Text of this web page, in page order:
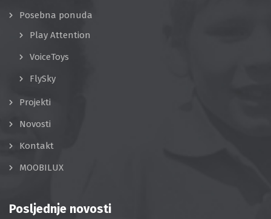
Posebna ponuda
Play Attention
VoiceToys
FlySky
Projekti
Novosti
Kontakt
MOOBILUX
Posljednje novosti